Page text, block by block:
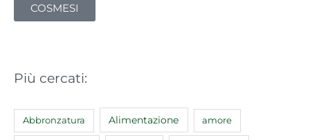
COSMESI
Più cercati:
Abbronzatura Alimentazione amore